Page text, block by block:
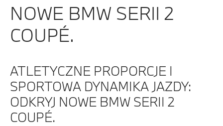
NOWE BMW SERII 2
COUPÉ.
ATLETYCZNE PROPORCJE I
SPORTOWA DYNAMIKA JAZDY:
ODKRYJ NOWE BMW SERII 2
COUPÉ.